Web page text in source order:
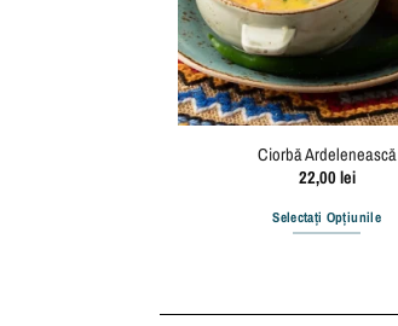
Ciorbă Ardelenească
22,00lei
Selectați Opțiunile